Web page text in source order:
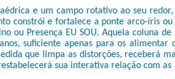
e um campo rotativo ao seu
constrói e fortalece a ponte arco-íris ou
ou Presença EU SOU. Aquela coluna
suficiente apenas para os
que limpa as distorções, receberá
sua interativa relação com